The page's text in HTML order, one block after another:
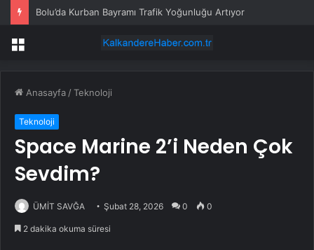
Bolu’da Kurban Bayramı Trafik Yoğunluğu Artıyor
Menü
Anasayfa /Teknoloji
Teknoloji
Space Marine 2’i Neden Çok
Sevdim?
ÜMİT SAVĞA Şubat 28, 2026 0 0
2 dakika okuma süresi